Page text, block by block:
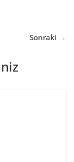
Sonraki →